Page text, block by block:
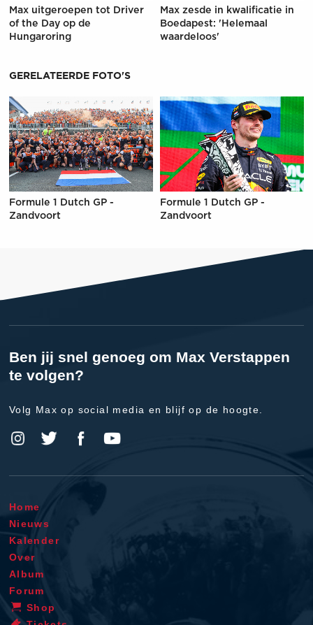
Max uitgeroepen tot Driver
of the Day op de
Hungaroring
Max zesde in kwalificatie in
Boedapest: 'Helemaal
waardeloos'
GERELATEERDE FOTO'S
Formule 1 Dutch GP -
Zandvoort
Formule 1 Dutch GP -
Zandvoort
Ben jij snel genoeg om Max Verstappen
te volgen?
Volg Max op social media en blijf op de hoogte.
Home
Nieuws
Kalender
Over
Album
Forum
Shop